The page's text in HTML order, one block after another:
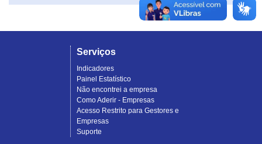
Serviços
Indicadores
Painel Estatístico
Não encontrei a empresa
Como Aderir - Empresas
Acesso Restrito para Gestores e
Empresas
Suporte